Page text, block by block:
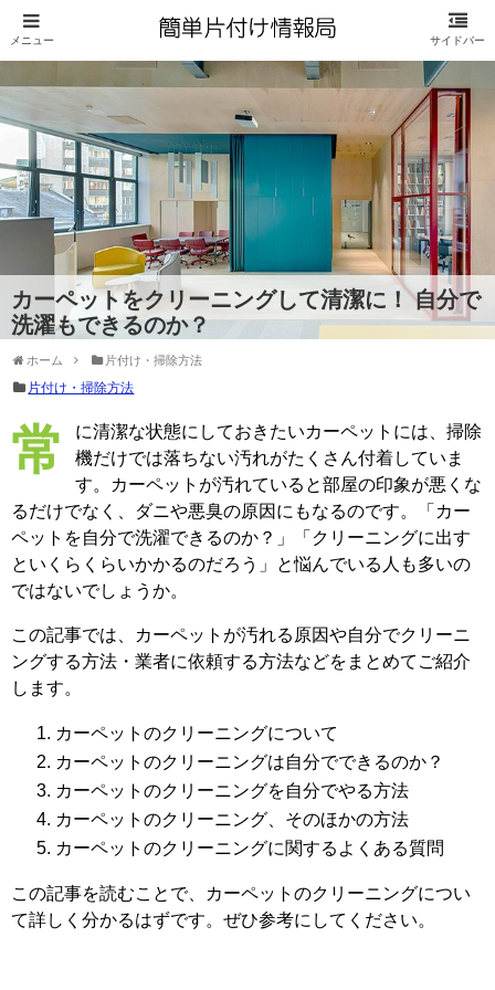
カーペットをクリーニングして清潔に！ 自分で
洗濯もできるのか？
ホーム 片付け・掃除方法
片付け・掃除方法
常に清潔な状態にしておきたいカーペットには、掃除
機だけでは落ちない汚れがたくさん付着していま
す。カーペットが汚れていると部屋の印象が悪くな
るだけでなく、ダニや悪臭の原因にもなるのです。「カー
ペットを自分で洗濯できるのか？」「クリーニングに出す
といくらくらいかかるのだろう」と悩んでいる人も多いの
ではないでしょうか。
この記事では、カーペットが汚れる原因や自分でクリーニ
ングする方法・業者に依頼する方法などをまとめてご紹介
します。
カーペットのクリーニングについて
カーペットのクリーニングは自分でできるのか？
カーペットのクリーニングを自分でやる方法
カーペットのクリーニング、そのほかの方法
カーペットのクリーニングに関するよくある質問
この記事を読むことで、カーペットのクリーニングについ
て詳しく分かるはずです。ぜひ参考にしてください。